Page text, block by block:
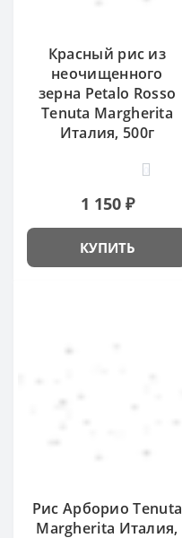
Красный рис из
неочищенного
зерна Petalo Rosso
Tenuta Margherita
Италия, 500г
1 150 ₽
КУПИТЬ
Рис Арборио Tenuta
Margherita Италия,